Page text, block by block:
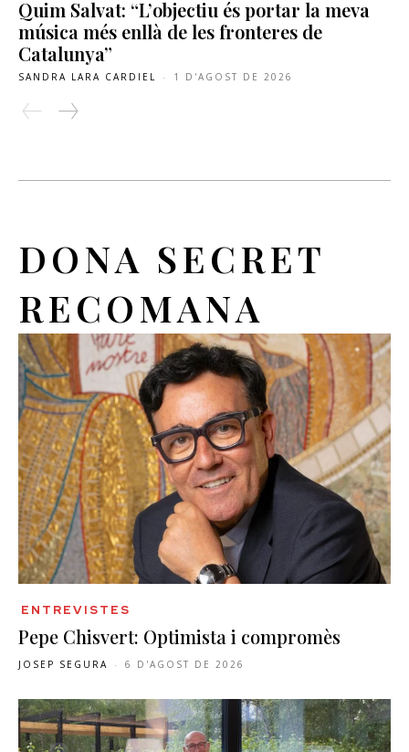
Quim Salvat: “L’objectiu és portar la meva
música més enllà de les fronteres de
Catalunya”
SANDRA LARA CARDIEL - 1 D'AGOST DE 2026
DONA SECRET
RECOMANA
ENTREVISTES
Pepe Chisvert: Optimista i compromès
JOSEP SEGURA - 6 D'AGOST DE 2026